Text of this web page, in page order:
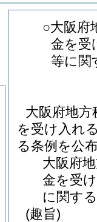
○大阪府
金を受
等に関
大阪府地
を受け入れ
る条例を公
大阪府
金を受
に関す
(趣旨)